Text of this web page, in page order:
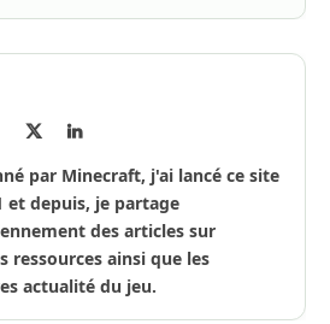
LinkedIn
par Minecraft, j'ai lancé ce site
et depuis, je partage
des articles sur
ressources ainsi que les
actualité du jeu.